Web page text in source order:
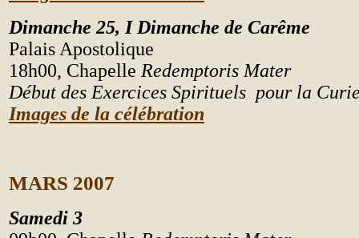
Dimanche 25, I Dimanche de Carême
Palais Apostolique
18h00, Chapelle Redemptoris Mater
Début des Exercices Spirituels pour la
Images de la célébration
MARS 2007
Samedi 3